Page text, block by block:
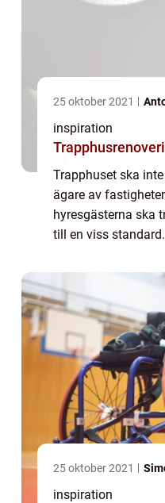
25 oktober 2021
inspiration
Trapphuset ska
ägare av
hyresgästerna ska
till en viss
t...
25 oktober 2021
inspiration